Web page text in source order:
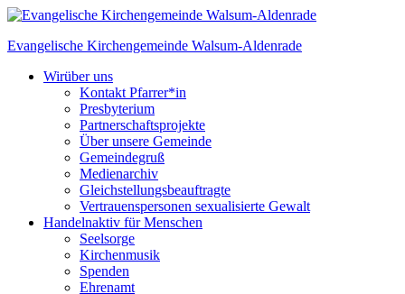
Skip
content
Evangelische Kirchengemeinde Walsum-Aldenrade
Wirüber uns
Kontakt Pfarrer*in
Presbyterium
Partnerschaftsprojekte
Über unsere Gemeinde
Gemeindegruß
Medienarchiv
Gleichstellungs­beauftragte
Vertrauenspersonen sexualisierte Gewalt
Handelnaktiv für Menschen
Seelsorge
Kirchenmusik
Spenden
Ehrenamt